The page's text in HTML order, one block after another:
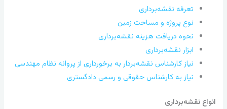
تعرفه نقشه‌برداری
نوع پروژه و مساحت زمین
نحوه دریافت هزینه نقشه‌برداری
ابزار نقشه‌برداری
نیاز کارشناس نقشه‌بردار به برخورداری از پروانه نظام مهندسی
نیاز به کارشناس حقوقی و رسمی دادگستری
انواع نقشه‌برداری